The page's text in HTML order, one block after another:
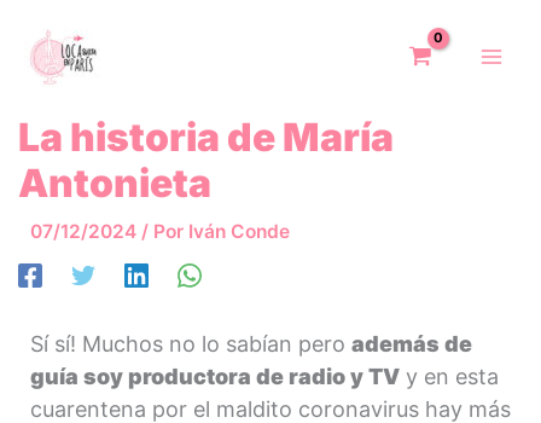
contenido
La historia de María
Antonieta
07/12/2024 / Por Iván Conde
Sí sí! Muchos no lo sabían pero además de
guía soy productora de radio y TV y en esta
cuarentena por el maldito coronavirus hay más